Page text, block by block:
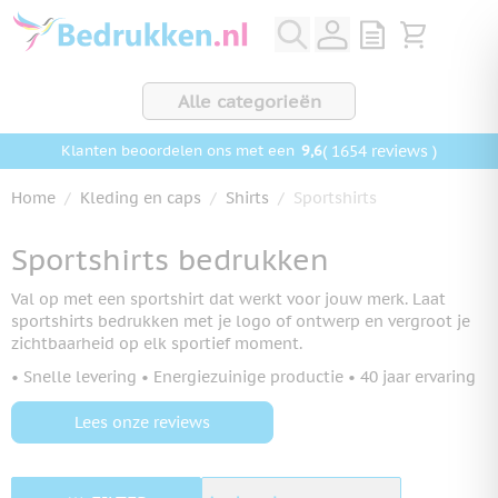
Ga naar de inhoud
View quote,
Bekijk
Alle categorieën
Klanten beoordelen ons met een 9,6( 1654 reviews )
Home / Kleding en caps / Shirts / Sportshirts
Sportshirts bedrukken
Val op met een sportshirt dat werkt voor jouw merk. Laat
sportshirts bedrukken met je logo of ontwerp en vergroot je
zichtbaarheid op elk sportief moment.
• Snelle levering • Energiezuinige productie • 40 jaar ervaring
Lees onze reviews